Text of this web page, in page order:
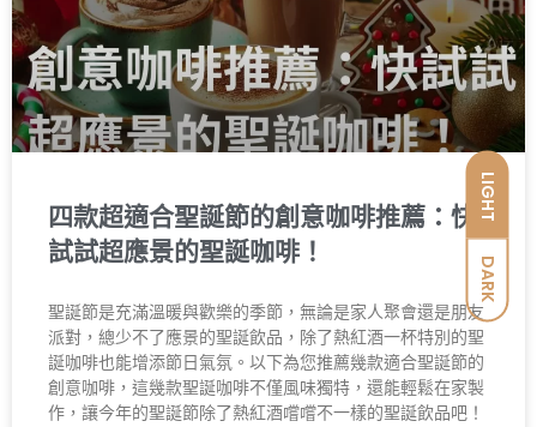
LIGHT
DARK
四款超適合聖誕節的創意咖啡推薦：快
試試超應景的聖誕咖啡！
聖誕節是充滿溫暖與歡樂的季節，無論是家人聚會還是朋友
派對，總少不了應景的聖誕飲品，除了熱紅酒一杯特別的聖
誕咖啡也能增添節日氣氛。以下為您推薦幾款適合聖誕節的
創意咖啡，這幾款聖誕咖啡不僅風味獨特，還能輕鬆在家製
作，讓今年的聖誕節除了熱紅酒嚐嚐不一樣的聖誕飲品吧！